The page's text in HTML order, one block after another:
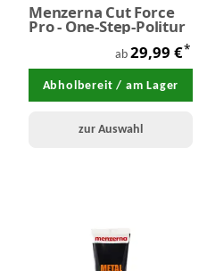
Menzerna Cut Force
Pro - One-Step-Politur
ab 29,99 €*
Abholbereit / am Lager
zur Auswahl